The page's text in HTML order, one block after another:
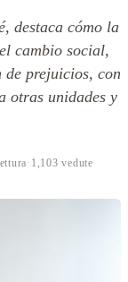
destaca cómo la
cambio social,
prejuicios, con
otras unidades y
· 1,103 vedute